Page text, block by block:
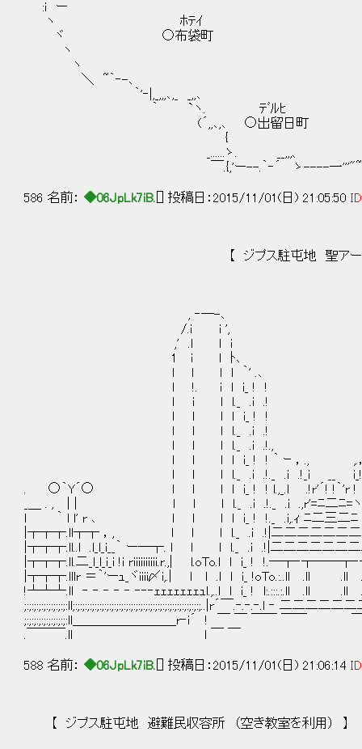
:i ー ○来
ヽ ﾎ
ヾ ○布
ヽ
ヽ
＼ ~｀‐-
｀'‐|,_,,,､,_
｀ `ヽ. ﾃﾞ
(´,,､,､ ○出留日町
{ _,.:-
_......ゝ. __,,,、
￣.{,'ー--.｀‐´ ゝ----一'''"~
586 名前： ◆06JpLk7iB. [] 投稿日：2015/11/01(日) 21:05:50
【 ジプス駐屯地 聖アーサー
, ‐─-､ , -
/.i i ', ,'.l
,' .l l i i l l
1 i l ﾄ､ ,.ｲ
l l l l ｀' .､ ,.r
l !. i l i_ ! ! !
l i l l._ .i .! !. i.
l l l l i_ ! ! ! !
l l l l._ .i .! !. i.
l l l l._ .i .!., ,.!. i.
l l l l i_ ! ! ｀ ｰ ，., ,.，‐ ´
l l l l._ .i .!._ .i .!_i __ i_! i
. ○｀Y´○ l l l l i_ ! ! l.,_.l .!r'´! !
_＿ . , | | l l l l._ .i .!._ .i .,r'=ﾆ
l ｀ l l' r ､ l l l l i_ ! !._ .i,.ｨ ﾆ二三
|┬┬┬.ll┬┬ ，, l l l l._ .i .!|二二二二二
|┬┬┬.ll..l .l_l_i__｀ ー─┬. l l l l._ .i .!|二二二二二
|┬┬┬.ll.二_l_l_i_i !i riiiiiiiiii.r.,| l.oTo.l l i_ !
|┬┬┬.lllr ＝｀'ーｭ_ヾiiii〆i,.| l l .l l i_ !oTo.:..ll .ll .ll
!┴┴┴.ll ‐ ‐ ‐ ‐ ‐ ‐‐‐ｪｪｪｪｪｪｪｭl.,..l l i_ ! l:.:::.:.ll .ll .ll
;:;:;:;:;:;:;:;:;:ll;:;:;:;:;:;:;:;:;:;:;:;:;:;:;:;:;:;:;:;:;:;:;:;:;:;:;..|r´￣.‐.‐.‐.l ‐ 二二二二二二
;:;:;:;:;:;:;:;:;:ll＿＿＿＿＿＿＿＿r‐i´ ! ￣ ￣ ￣￣ ￣￣ ￣
588 名前： ◆06JpLk7iB. [] 投稿日：2015/11/01(日) 21:06:14
【 ジプス駐屯地 避難民収容所 （空き教室を利用） 】